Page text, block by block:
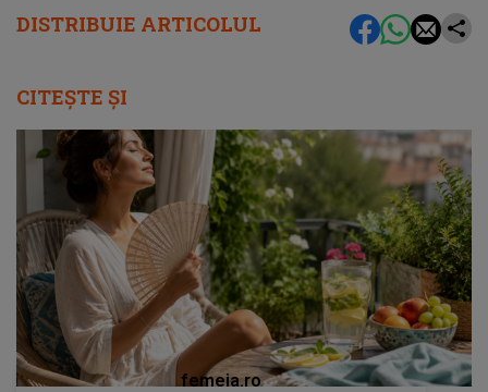
DISTRIBUIE ARTICOLUL
CITEȘTE ȘI
femeia.ro